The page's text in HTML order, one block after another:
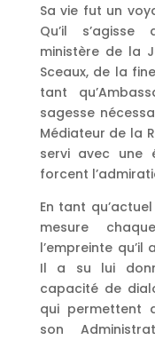
Sa vie fut un
Qu’il
ministère de la
Sceaux, de la
tant
sagesse
Médiateur de la
servi avec une
forcent
En tant
mesure
l’empreinte
Il a su lui
capacité de
qui permettent
son